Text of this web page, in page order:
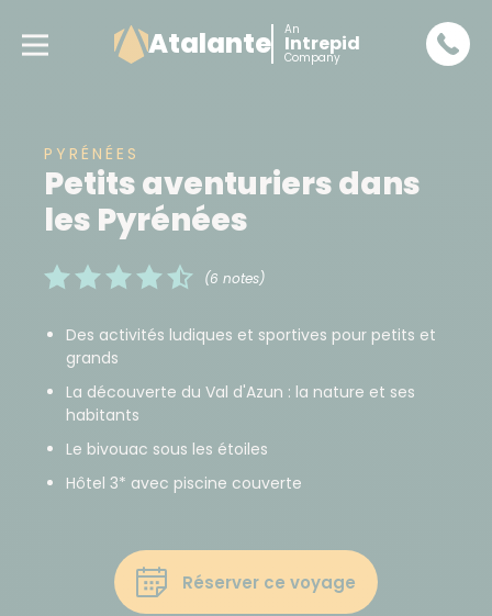
Atalante An
Intrepid
Company
PYRÉNÉES
Petits aventuriers dans
les Pyrénées
(6 notes)
Des activités ludiques et sportives pour petits et
grands
La découverte du Val d'Azun : la nature et ses
habitants
Le bivouac sous les étoiles
Hôtel 3* avec piscine couverte
Réserver ce voyage